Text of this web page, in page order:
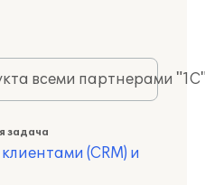
всеми партнерами
задача
(CRM) и